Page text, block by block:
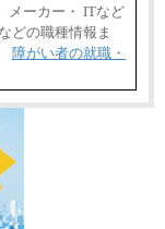
メーカー・ ITなど
どの職種情報ま
障がい者の就職・